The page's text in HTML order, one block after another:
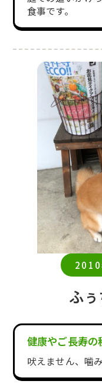
食事です。
2010
ふ
健康やご長寿
吠えません、噛